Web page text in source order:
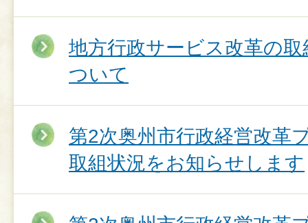
地方行政サービス改革の
ついて
第2次奥州市行政経営改革
取組状況をお知らせします